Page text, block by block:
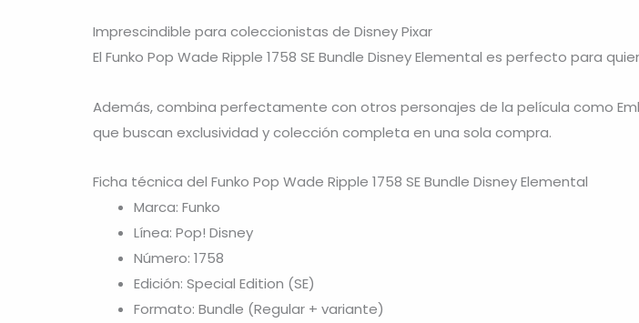
Imprescindible para coleccionistas de Disney Pixar
El Funko Pop Wade Ripple 1758 SE Bundle Disney Elemental es perfecto para
Además, combina perfectamente con otros personajes de la película como
que buscan exclusividad y colección completa en una sola compra.
Ficha técnica del Funko Pop Wade Ripple 1758 SE Bundle Disney Elemental
Marca: Funko
Línea: Pop! Disney
Número: 1758
Edición: Special Edition (SE)
Formato: Bundle (Regular + variante)